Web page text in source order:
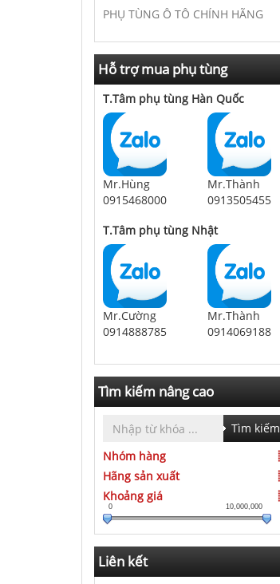
PHỤ TÙNG Ô TÔ CHÍNH HÃNG
Hỗ trợ mua phụ tùng
T.Tâm phụ tùng Hàn Quốc
Mr.Hùng
0915468000
Mr.Thành
0913505455
T.Tâm phụ tùng Nhật
Mr.Cường
0914888785
Mr.Thành
0914069188
Tìm kiếm nâng cao
Tìm kiếm
Nhóm hàng
Hãng sản xuất
Khoảng giá
0 10,000,000
Liên kết